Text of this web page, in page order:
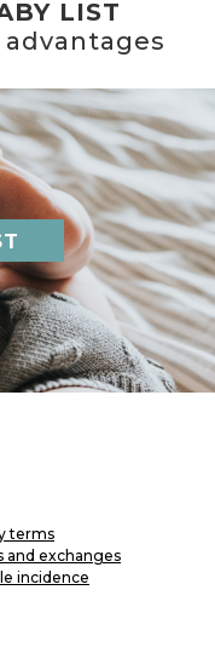
LIST
terms
and exchanges
incidence